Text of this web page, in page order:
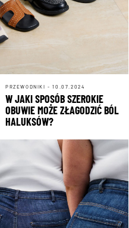
PRZEWODNIKI - 10.07.2024
W JAKI SPOSÓB SZEROKIE
OBUWIE MOŻE ZŁAGODZIĆ BÓL
HALUKSÓW?